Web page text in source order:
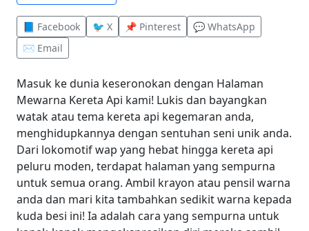
📘 Facebook 🐦 X 📌 Pinterest
💬 WhatsApp
✉️ Email
Masuk ke dunia keseronokan dengan Halaman
Mewarna Kereta Api kami! Lukis dan bayangkan
watak atau tema kereta api kegemaran anda,
menghidupkannya dengan sentuhan seni unik anda.
Dari lokomotif wap yang hebat hingga kereta api
peluru moden, terdapat halaman yang sempurna
untuk semua orang. Ambil krayon atau pensil warna
anda dan mari kita tambahkan sedikit warna kepada
kuda besi ini! Ia adalah cara yang sempurna untuk